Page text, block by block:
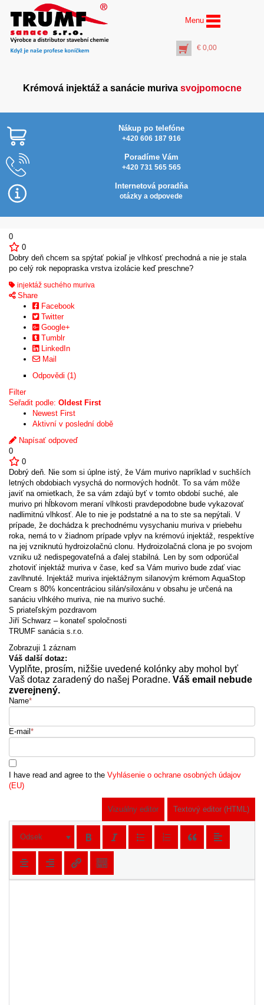
Menu
€ 0,00
Krémová injektáž a sanácie muriva svojpomocne
Nákup po telefóne
+420 606 187 916
Poradíme Vám
+420 731 565 565
Internetová poradňa
otázky a odpovede
0
0
Dobry deň chcem sa spýtať pokiaľ je vlhkosť prechodná a nie je stala
po celý rok nepopraska vrstva izolácie keď preschne?
injektáž suchého muriva
Share
Facebook
Twitter
Google+
Tumblr
LinkedIn
Mail
Odpovědi (1)
Filter
Seřadit podle: Oldest First
Newest First
Aktivní v poslední době
Napísať odpoveď
0
0
Dobrý deň. Nie som si úplne istý, že Vám murivo napríklad v suchších
letných obdobiach vysychá do normových hodnôt. To sa vám môže
javiť na omietkach, že sa vám zdajú byť v tomto období suché, ale
murivo pri hĺbkovom meraní vlhkosti pravdepodobne bude vykazovať
nadlimitnú vlhkosť. Ale to nie je podstatné a na to ste sa nepýtali. V
prípade, že dochádza k prechodnému vysychaniu muriva v priebehu
roka, nemá to v žiadnom prípade vplyv na krémovú injektáž, respektíve
na jej vzniknutú hydroizolačnú clonu. Hydroizolačná clona je po svojom
vzniku už nedispegovateľná a ďalej stabilná. Len by som odporúčal
zhotoviť injektáž muriva v čase, keď sa Vám murivo bude zdať viac
zavlhnuté. Injektáž muriva injektážnym silanovým krémom AquaStop
Cream s 80% koncentráciou silán/siloxánu v obsahu je určená na
sanáciu vlhkého muriva, nie na murivo suché.
S priateľským pozdravom
Jiří Schwarz – konateľ spoločnosti
TRUMF sanácia s.r.o.
Zobrazuji 1 záznam
Váš další dotaz:
Vyplňte, prosím, nižšie uvedené kolónky aby mohol byť
Vaš dotaz zaradený do našej Poradne. Váš email nebude
zverejnený.
Name*
E-mail *
I have read and agree to the Vyhlásenie o ochrane osobných údajov
(EU)
Vizuálny editor Textový editor (HTML)
Odsek
AquaSalt Stop® (5 l)
ochrana omietok pred
zasolením
+ PŘIDAT DO KOŠÍKU